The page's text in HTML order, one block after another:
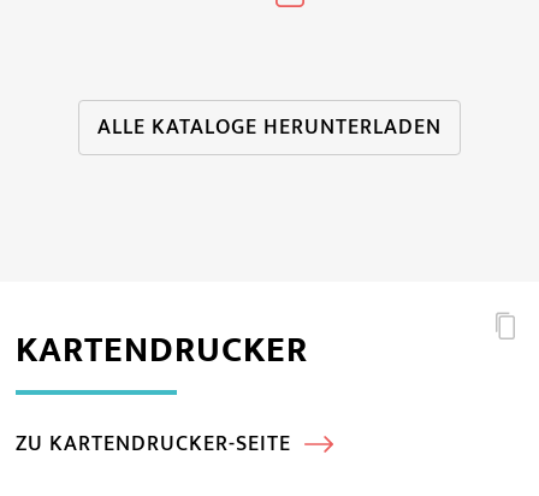
ALLE KATALOGE HERUNTERLADEN
KARTENDRUCKER
ZU KARTENDRUCKER-SEITE